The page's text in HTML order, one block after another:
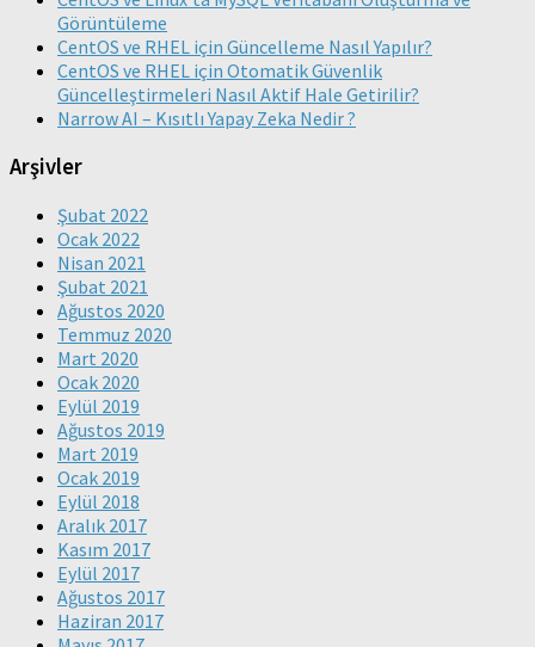
Görüntüleme
CentOS ve RHEL için Güncelleme Nasıl Yapılır?
CentOS ve RHEL için Otomatik Güvenlik
Güncelleştirmeleri Nasıl Aktif Hale Getirilir?
Narrow AI – Kısıtlı Yapay Zeka Nedir ?
Arşivler
Şubat 2022
Ocak 2022
Nisan 2021
Şubat 2021
Ağustos 2020
Temmuz 2020
Mart 2020
Ocak 2020
Eylül 2019
Ağustos 2019
Mart 2019
Ocak 2019
Eylül 2018
Aralık 2017
Kasım 2017
Eylül 2017
Ağustos 2017
Haziran 2017